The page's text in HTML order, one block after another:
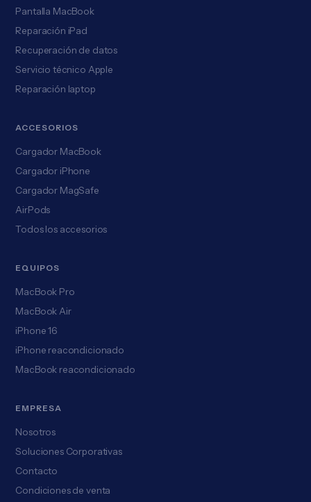
Pantalla MacBook
Reparación iPad
Recuperación de datos
Servicio técnico Apple
Reparación laptop
ACCESORIOS
Cargador MacBook
Cargador iPhone
Cargador MagSafe
AirPods
Todos los accesorios
EQUIPOS
MacBook Pro
MacBook Air
iPhone 16
iPhone reacondicionado
MacBook reacondicionado
EMPRESA
Nosotros
Soluciones Corporativas
Contacto
Condiciones de venta